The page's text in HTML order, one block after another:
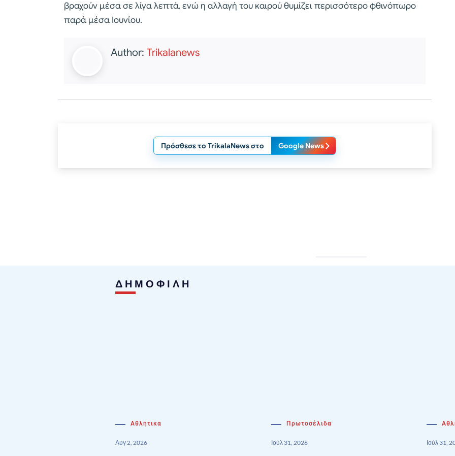
βραχούν μέσα σε λίγα λεπτά, ενώ η αλλαγή του καιρού θυμίζει περισσότερο φθινόπωρο
παρά μέσα Ιουνίου.
Author: Trikalanews
Πρόσθεσε το TrikalaNews στο Google News
ΔΗΜΟΦΙΛΗ
Αθλητικα
Αυγ 2, 2026
Πρωτοσέλιδα
Ιούλ 31, 2026 Ιούλ 31,